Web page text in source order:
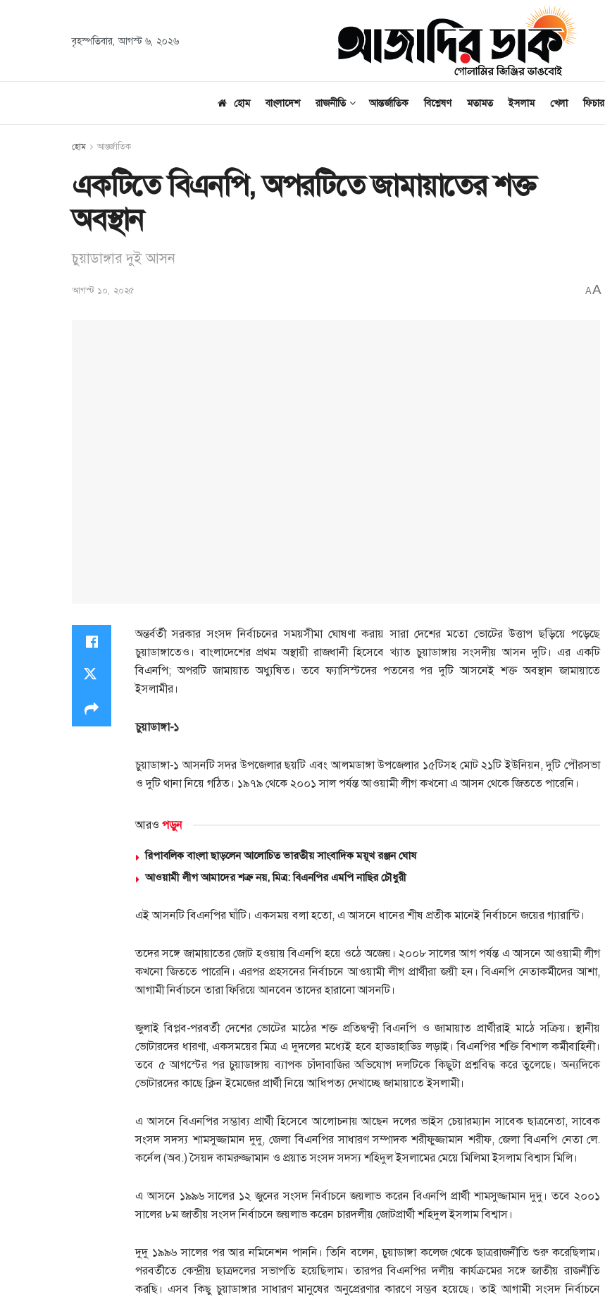
বৃহস্পতিবার, আগস্ট ৬, ২০২৬
হোম বাংলাদেশ রাজনীতি আন্তর্জাতিক বিশ্লেষণ মতামত ইসলাম খেলা ফিচার
হোম আন্তর্জাতিক
একটিতে বিএনপি, অপরটিতে জামায়াতের শক্ত
অবস্থান
চুয়াডাঙ্গার দুই আসন
আগস্ট ১০, ২০২৫ AA
অন্তর্বর্তী সরকার সংসদ নির্বাচনের সময়সীমা ঘোষণা করায় সারা দেশের মতো ভোটের উত্তাপ ছড়িয়ে পড়েছে
চুয়াডাঙ্গাতেও। বাংলাদেশের প্রথম অস্থায়ী রাজধানী হিসেবে খ্যাত চুয়াডাঙ্গায় সংসদীয় আসন দুটি। এর একটি
বিএনপি; অপরটি জামায়াত অধ্যুষিত। তবে ফ্যাসিস্টদের পতনের পর দুটি আসনেই শক্ত অবস্থান জামায়াতে
ইসলামীর।
চুয়াডাঙ্গা-১
চুয়াডাঙ্গা-১ আসনটি সদর উপজেলার ছয়টি এবং আলমডাঙ্গা উপজেলার ১৫টিসহ মোট ২১টি ইউনিয়ন, দুটি পৌরসভা
ও দুটি থানা নিয়ে গঠিত। ১৯৭৯ থেকে ২০০১ সাল পর্যন্ত আওয়ামী লীগ কখনো এ আসন থেকে জিততে পারেনি।
আরও পড়ুন
রিপাবলিক বাংলা ছাড়লেন আলোচিত ভারতীয় সাংবাদিক ময়ূখ রঞ্জন ঘোষ
আওয়ামী লীগ আমাদের শত্রু নয়, মিত্র: বিএনপির এমপি নাছির চৌধুরী
এই আসনটি বিএনপির ঘাঁটি। একসময় বলা হতো, এ আসনে ধানের শীষ প্রতীক মানেই নির্বাচনে জয়ের গ্যারান্টি।
তদের সঙ্গে জামায়াতের জোট হওয়ায় বিএনপি হয়ে ওঠে অজেয়। ২০০৮ সালের আগ পর্যন্ত এ আসনে আওয়ামী লীগ
কখনো জিততে পারেনি। এরপর প্রহসনের নির্বাচনে আওয়ামী লীগ প্রার্থীরা জয়ী হন। বিএনপি নেতাকর্মীদের আশা,
আগামী নির্বাচনে তারা ফিরিয়ে আনবেন তাদের হারানো আসনটি।
জুলাই বিপ্লব-পরবর্তী দেশের ভোটের মাঠের শক্ত প্রতিদ্বন্দ্বী বিএনপি ও জামায়াত প্রার্থীরাই মাঠে সক্রিয়। স্থানীয়
ভোটারদের ধারণা, একসময়ের মিত্র এ দুদলের মধ্যেই হবে হাড্ডাহাড্ডি লড়াই। বিএনপির শক্তি বিশাল কর্মীবাহিনী।
তবে ৫ আগস্টের পর চুয়াডাঙ্গায় ব্যাপক চাঁদাবাজির অভিযোগ দলটিকে কিছুটা প্রশ্নবিদ্ধ করে তুলেছে। অন্যদিকে
ভোটারদের কাছে ক্লিন ইমেজের প্রার্থী নিয়ে আধিপত্য দেখাচ্ছে জামায়াতে ইসলামী।
এ আসনে বিএনপির সম্ভাব্য প্রার্থী হিসেবে আলোচনায় আছেন দলের ভাইস চেয়ারম্যান সাবেক ছাত্রনেতা, সাবেক
সংসদ সদস্য শামসুজ্জামান দুদু, জেলা বিএনপির সাধারণ সম্পাদক শরীফুজ্জামান শরীফ, জেলা বিএনপি নেতা লে.
কর্নেল (অব.) সৈয়দ কামরুজ্জামান ও প্রয়াত সংসদ সদস্য শহিদুল ইসলামের মেয়ে মিলিমা ইসলাম বিশ্বাস মিলি।
এ আসনে ১৯৯৬ সালের ১২ জুনের সংসদ নির্বাচনে জয়লাভ করেন বিএনপি প্রার্থী শামসুজ্জামান দুদু। তবে ২০০১
সালের ৮ম জাতীয় সংসদ নির্বাচনে জয়লাভ করেন চারদলীয় জোটপ্রার্থী শহিদুল ইসলাম বিশ্বাস।
দুদু ১৯৯৬ সালের পর আর নমিনেশন পাননি। তিনি বলেন, চুয়াডাঙ্গা কলেজ থেকে ছাত্ররাজনীতি শুরু করেছিলাম।
পরবর্তীতে কেন্দ্রীয় ছাত্রদলের সভাপতি হয়েছিলাম। তারপর বিএনপির দলীয় কার্যক্রমের সঙ্গে জাতীয় রাজনীতি
করছি। এসব কিছু চুয়াডাঙ্গার সাধারণ মানুষের অনুপ্রেরণার কারণে সম্ভব হয়েছে। তাই আগামী সংসদ নির্বাচনে